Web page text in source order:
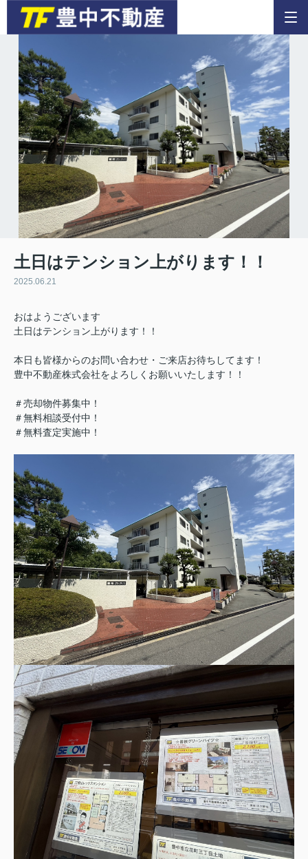
土日はテンション上がります！！
2025.06.21
おはようございます
土日はテンション上がります！！
本日も皆様からのお問い合わせ・ご来店お待ちしてます！
豊中不動産株式会社をよろしくお願いいたします！！
＃売却物件募集中！
＃無料相談受付中！
＃無料査定実施中！